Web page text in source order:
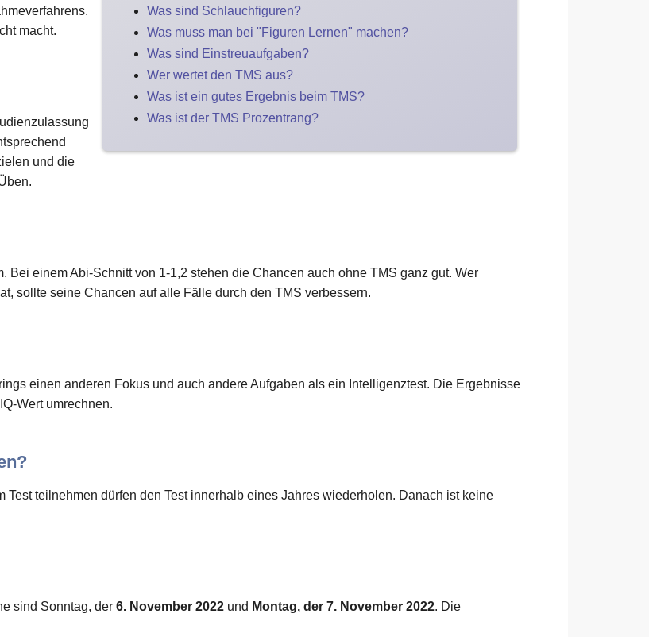
Was sind Schlauchfiguren?
Was muss man bei "Figuren Lernen" machen?
Was sind Einstreuaufgaben?
Wer wertet den TMS aus?
Was ist ein gutes Ergebnis beim TMS?
Was ist der TMS Prozentrang?
macht.
und die
Bei einem Abi-Schnitt von 1-1,2 stehen die Chancen auch ohne TMS ganz gut. Wer
sollte seine Chancen auf alle Fälle durch den TMS verbessern.
einen anderen Fokus und auch andere Aufgaben als ein Intelligenztest. Die Ergebnisse
Wert umrechnen.
Test teilnehmen dürfen den Test innerhalb eines Jahres wiederholen. Danach ist keine
sind Sonntag, der 6. November 2022 und Montag, der 7. November 2022. Die